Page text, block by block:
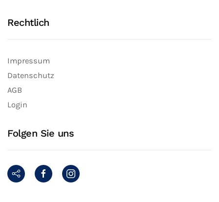
Rechtlich
Impressum
Datenschutz
AGB
Login
Folgen Sie uns